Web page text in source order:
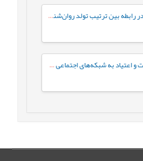
نقش میانجی خودکارآمدی در رابطه‌ بین ترتیب تولد روان‌شناختی و جوخانواده با رفتارهای جامعه پسند در دانشجویان
رابطه صفات تاریک شخصیت و اعتیاد به شبکه‌های اجتماعی مجازی با نقش میانجی سبک‌های مقابله‌ای